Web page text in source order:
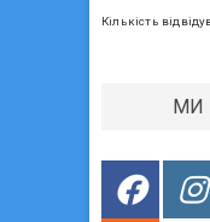
Кількість
МИ